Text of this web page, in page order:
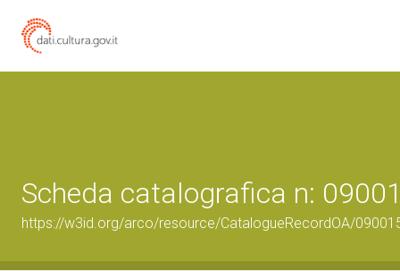
Scheda catalografica n:
https://w3id.org/arco/resource/CatalogueRecordOA/